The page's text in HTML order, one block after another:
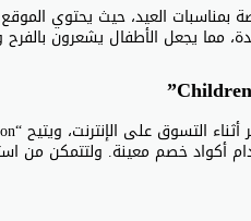
العيد، حيث يحتوي
مما يجعل الأطفال يشعرون بالفرح
أكواد خصم معينة. ولتتمكن من